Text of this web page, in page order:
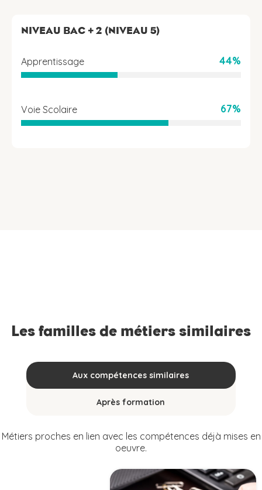
NIVEAU BAC + 2 (NIVEAU 5)
Apprentissage 44%
Voie Scolaire 67%
Les familles de métiers similaires
Aux compétences similaires
Après formation
Métiers proches en lien avec les compétences déjà mises en
oeuvre.